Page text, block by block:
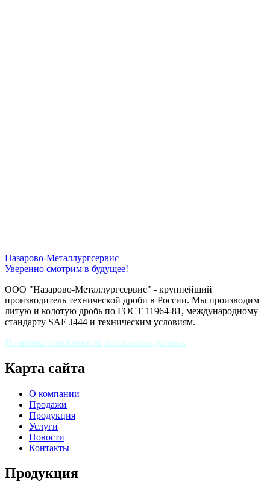
Назарово-Металлургсервис
Уверенно смотрим в будущее!
ООО "Назарово-Металлургсервис" - крупнейший
производитель технической дроби в России. Мы производим
литую и колотую дробь по ГОСТ 11964-81, международному
стандарту SAE J444 и техническим условиям.
Политика обработки персональных данных
Карта сайта
О компании
Продажи
Продукция
Услуги
Новости
Контакты
Продукция